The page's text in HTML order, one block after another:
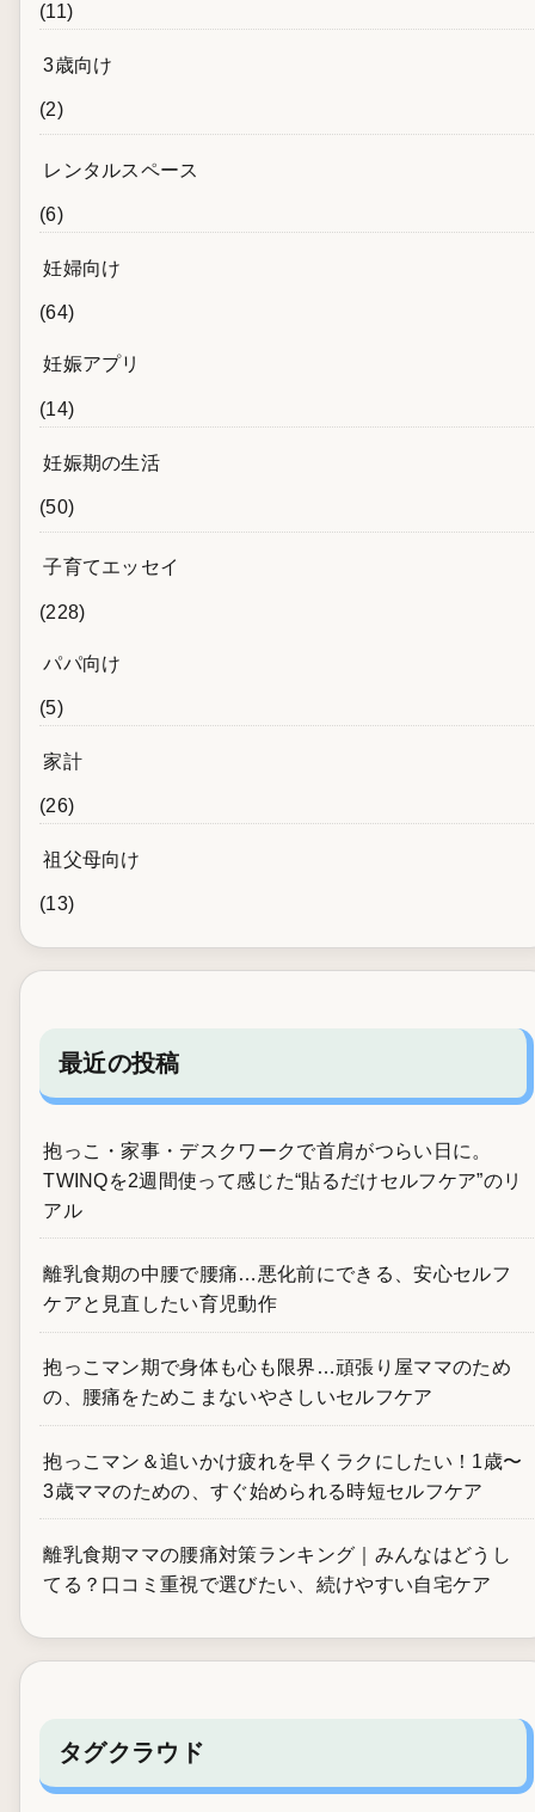
(11)
3歳向け
(2)
レンタルスペース
(6)
妊婦向け
(64)
妊娠アプリ
(14)
妊娠期の生活
(50)
子育てエッセイ
(228)
パパ向け
(5)
家計
(26)
祖父母向け
(13)
最近の投稿
抱っこ・家事・デスクワークで首肩がつらい日に。
TWINQを2週間使って感じた“貼るだけセルフケア”のリ
アル
離乳食期の中腰で腰痛…悪化前にできる、安心セルフ
ケアと見直したい育児動作
抱っこマン期で身体も心も限界…頑張り屋ママのため
の、腰痛をためこまないやさしいセルフケア
抱っこマン＆追いかけ疲れを早くラクにしたい！1歳〜
3歳ママのための、すぐ始められる時短セルフケア
離乳食期ママの腰痛対策ランキング｜みんなはどうし
てる？口コミ重視で選びたい、続けやすい自宅ケア
タグクラウド